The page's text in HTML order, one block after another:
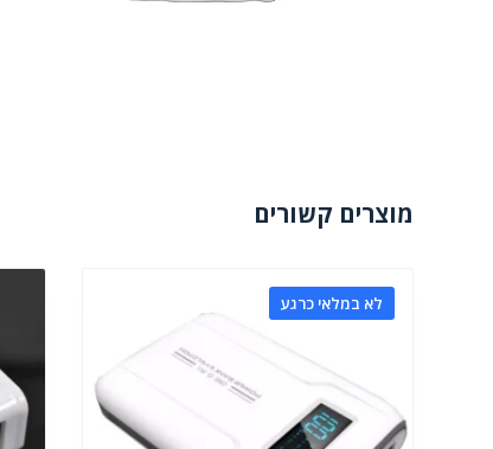
מוצרים קשורים
לא במלאי כרגע